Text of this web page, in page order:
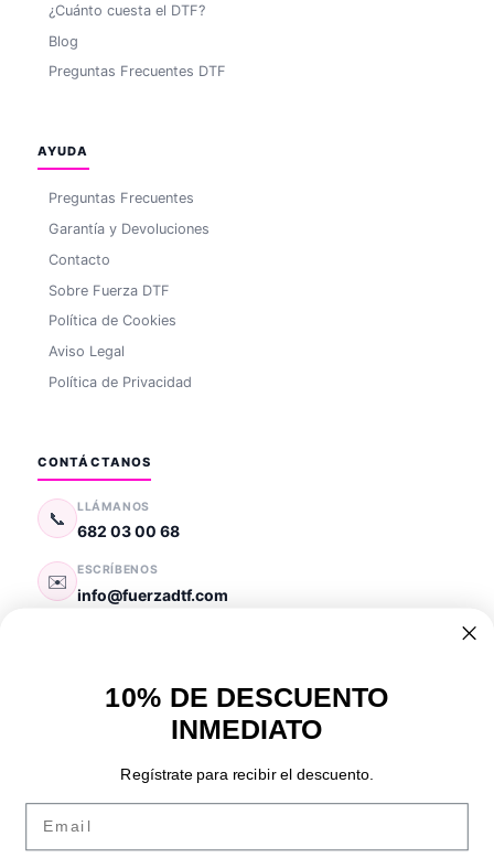
¿Cuánto cuesta el DTF?
Blog
Preguntas Frecuentes DTF
AYUDA
Preguntas Frecuentes
Garantía y Devoluciones
Contacto
Sobre Fuerza DTF
Política de Cookies
Aviso Legal
Política de Privacidad
CONTÁCTANOS
📞
LLÁMANOS
682 03 00 68
✉️
ESCRÍBENOS
info@fuerzadtf.com
HORARIO
Lun — Vie: 10:00 — 18:00
PAGO SEGURO:
VISA PayPal BIZUM TRANSFERENCIA
10% DE DESCUENTO
INMEDIATO
Regístrate para recibir el descuento.
Email